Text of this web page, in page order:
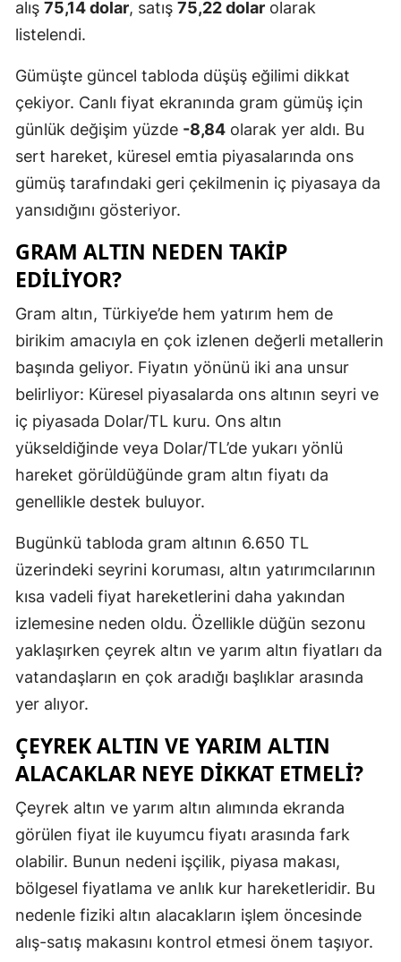
alış 75,14 dolar, satış 75,22 dolar olarak
listelendi.
Gümüşte güncel tabloda düşüş eğilimi dikkat
çekiyor. Canlı fiyat ekranında gram gümüş için
günlük değişim yüzde -8,84 olarak yer aldı. Bu
sert hareket, küresel emtia piyasalarında ons
gümüş tarafındaki geri çekilmenin iç piyasaya da
yansıdığını gösteriyor.
GRAM ALTIN NEDEN TAKIP
EDILIYOR?
Gram altın, Türkiye’de hem yatırım hem de
birikim amacıyla en çok izlenen değerli metallerin
başında geliyor. Fiyatın yönünü iki ana unsur
belirliyor: Küresel piyasalarda ons altının seyri ve
iç piyasada Dolar/TL kuru. Ons altın
yükseldiğinde veya Dolar/TL’de yukarı yönlü
hareket görüldüğünde gram altın fiyatı da
genellikle destek buluyor.
Bugünkü tabloda gram altının 6.650 TL
üzerindeki seyrini koruması, altın yatırımcılarının
kısa vadeli fiyat hareketlerini daha yakından
izlemesine neden oldu. Özellikle düğün sezonu
yaklaşırken çeyrek altın ve yarım altın fiyatları da
vatandaşların en çok aradığı başlıklar arasında
yer alıyor.
ÇEYREK ALTIN VE YARIM ALTIN
ALACAKLAR NEYE DIKKAT ETMELI?
Çeyrek altın ve yarım altın alımında ekranda
görülen fiyat ile kuyumcu fiyatı arasında fark
olabilir. Bunun nedeni işçilik, piyasa makası,
bölgesel fiyatlama ve anlık kur hareketleridir. Bu
nedenle fiziki altın alacakların işlem öncesinde
alış-satış makasını kontrol etmesi önem taşıyor.